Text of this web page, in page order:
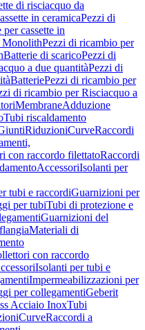
di risciacquo da
in ceramicaPezzi di
cassette in
MonolithPezzi di ricambio per
Batterie di scaricoPezzi di
a due quantitàPezzi di
BatteriePezzi di ricambio per
di ricambio per Risciacquo a
MembraneAdduzione
Tubi riscaldamento
RiduzioniCurveRaccordi
con raccordo filettatoRaccordi
AccessoriIsolanti per
tubi e raccordiGuarnizioni per
per tubiTubi di protezione e
Guarnizioni del
Materiali di
con raccordo
Isolanti per tubi e
Impermeabilizzazioni per
per collegamentiGeberit
Acciaio InoxTubi
CurveRaccordi a